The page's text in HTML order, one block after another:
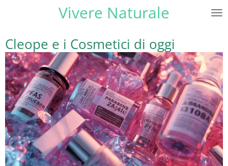
principale
Vivere Naturale
Cleope e i Cosmetici di oggi